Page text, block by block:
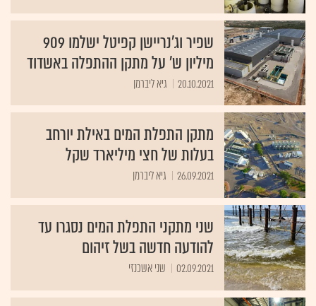
שפיר וג'נריישן קפיטל ישלמו 909
מיליון ש' על מתקן ההתפלה באשדוד
20.10.2021 גיא ליברמן
מתקן התפלת המים באילת יורחב
בעלות של חצי מיליארד שקל
26.09.2021 גיא ליברמן
שני מתקני התפלת המים נסגרו עד
להודעה חדשה בשל זיהום
02.09.2021 שני אשכנזי